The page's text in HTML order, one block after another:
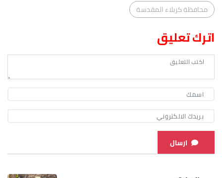
محافظة كربلاء المقدسة
اترك تعليق
ارسال